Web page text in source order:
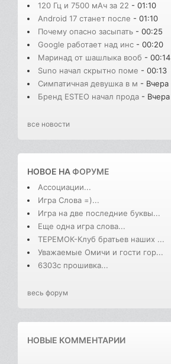
120 Гц и 7500 мАч за 22 - 01:10
Android 17 станет после - 01:10
Почему опасно засыпать - 00:25
Google работает над инс - 00:20
Маринад от шашлыка вооб - 00:14
Suno начал скрытно поме - 00:13
Симпатичная девушка в м - Вчера
Бренд ESTEO начал прода - Вчера
все новости
НОВОЕ НАФОРУМЕ
Ассоциации...
Игра Слова =)...
Игра на две последние буквы...
Еще одна игра слова...
ТЕРЕМОК-Клуб братьев наших ...
Уважаемые Омичи и гости гор...
6303с прошивка...
весь форум
НОВЫЕ КОММЕНТАРИИ